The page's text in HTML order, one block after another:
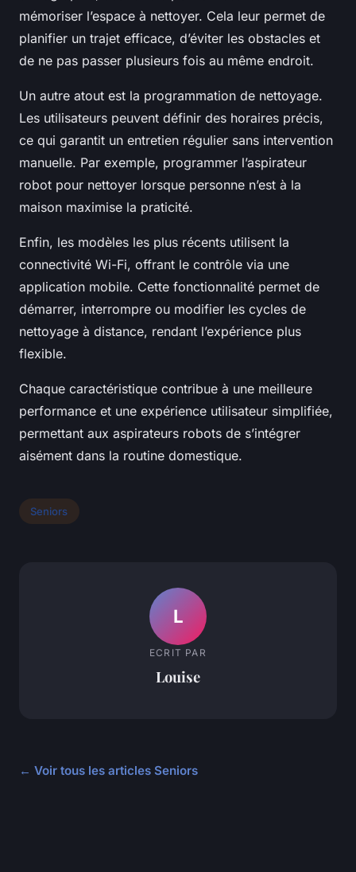
mémoriser l’espace à nettoyer. Cela leur permet de
planifier un trajet efficace, d’éviter les obstacles et
de ne pas passer plusieurs fois au même endroit.
Un autre atout est la programmation de nettoyage.
Les utilisateurs peuvent définir des horaires précis,
ce qui garantit un entretien régulier sans intervention
manuelle. Par exemple, programmer l’aspirateur
robot pour nettoyer lorsque personne n’est à la
maison maximise la praticité.
Enfin, les modèles les plus récents utilisent la
connectivité Wi-Fi, offrant le contrôle via une
application mobile. Cette fonctionnalité permet de
démarrer, interrompre ou modifier les cycles de
nettoyage à distance, rendant l’expérience plus
flexible.
Chaque caractéristique contribue à une meilleure
performance et une expérience utilisateur simplifiée,
permettant aux aspirateurs robots de s’intégrer
aisément dans la routine domestique.
Seniors
L
ECRIT PAR
Louise
← Voir tous les articles Seniors